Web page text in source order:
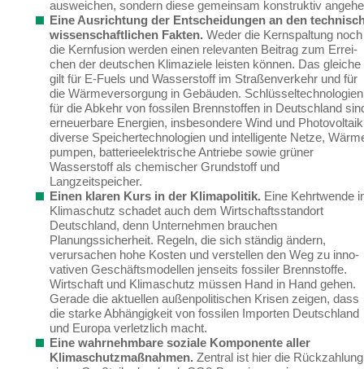
ausweichen, sondern diese gemeinsam konstruktiv
Eine Ausrichtung der Entscheidungen an den
wissenschaftlichen Fakten. Weder die Kernspaltung noch
die Kernfusion werden einen relevanten Beitrag zum Errei­
chen der deutschen Klimaziele leisten können. Das gleiche
gilt für E-Fuels und Wasserstoff im Straßenverkehr und für
die Wärmeversorgung in Gebäuden. Schlüsseltechnologien
für die Abkehr von fossilen Brennstoffen in Deutschland
erneuerbare Energien, insbeson­dere Wind und
diverse Speichertechnologien und intelligente Netze,
pumpen, batterieelektrische Antriebe sowie grüner
Wasserstoff als chemischer Grundstoff und
Langzeitspeicher.
Einen klaren Kurs in der Klimapolitik. Eine Kehrtwende
Klimaschutz schadet auch dem Wirtschaftsstandort
Deutschland, denn Unternehmen brauchen
Planungssicherheit. Regeln, die sich ständig ändern,
verursachen hohe Kosten und verstellen den Weg zu inno­
vativen Geschäftsmodellen jenseits fossiler Brennstoffe.
Wirtschaft und Klimaschutz müs­sen Hand in Hand gehen.
Gerade die aktuellen außenpolitischen Krisen zeigen, dass
die starke Abhängigkeit von fossilen Importen Deutschland
und Europa verletzlich macht.
Eine wahrnehmbare soziale Komponente aller
Klimaschutzmaßnahmen. Zentral ist hier die Rückzahlung